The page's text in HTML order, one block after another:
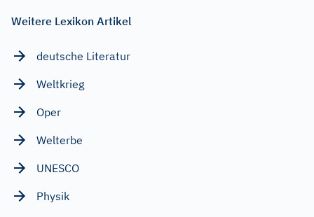
Weitere Lexikon Artikel
deutsche Literatur
Weltkrieg
Oper
Welterbe
UNESCO
Physik